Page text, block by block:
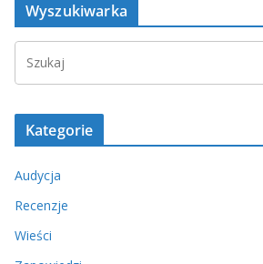
Wyszukiwarka
Kategorie
Audycja
Recenzje
Wieści